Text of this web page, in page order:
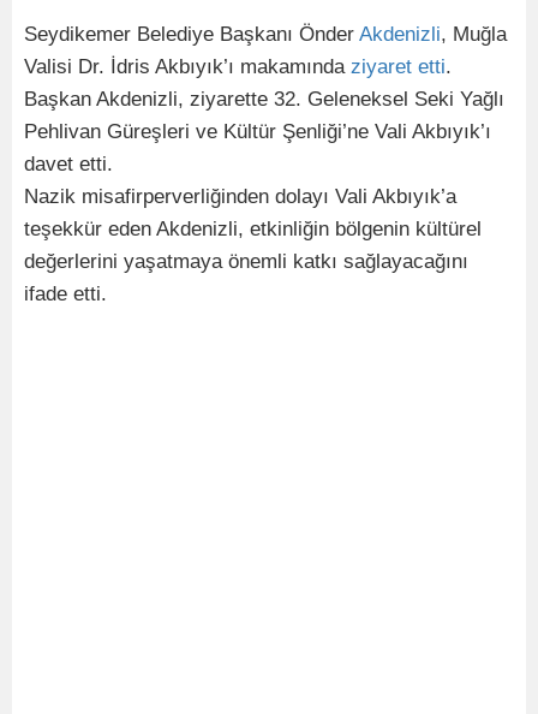
Seydikemer Belediye Başkanı Önder Akdenizli, Muğla
Valisi Dr. İdris Akbıyık’ı makamında ziyaret etti.
Başkan Akdenizli, ziyarette 32. Geleneksel Seki Yağlı
Pehlivan Güreşleri ve Kültür Şenliği’ne Vali Akbıyık’ı
davet etti.
Nazik misafirperverliğinden dolayı Vali Akbıyık’a
teşekkür eden Akdenizli, etkinliğin bölgenin kültürel
değerlerini yaşatmaya önemli katkı sağlayacağını
ifade etti.